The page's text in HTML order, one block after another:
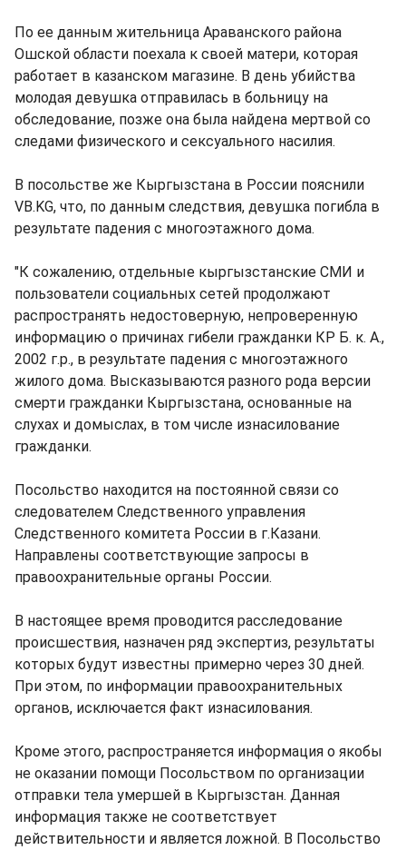
По ее данным жительница Араванского района
Ошской области поехала к своей матери, которая
работает в казанском магазине. В день убийства
молодая девушка отправилась в больницу на
обследование, позже она была найдена мертвой со
следами физического и сексуального насилия.
В посольстве же Кыргызстана в России пояснили
VB.KG, что, по данным следствия, девушка погибла в
результате падения с многоэтажного дома.
"К сожалению, отдельные кыргызстанские СМИ и
пользователи социальных сетей продолжают
распространять недостоверную, непроверенную
информацию о причинах гибели гражданки КР Б. к. А.,
2002 г.р., в результате падения с многоэтажного
жилого дома. Высказываются разного рода версии
смерти гражданки Кыргызстана, основанные на
слухах и домыслах, в том числе изнасилование
гражданки.
Посольство находится на постоянной связи со
следователем Следственного управления
Следственного комитета России в г.Казани.
Направлены соответствующие запросы в
правоохранительные органы России.
В настоящее время проводится расследование
происшествия, назначен ряд экспертиз, результаты
которых будут известны примерно через 30 дней.
При этом, по информации правоохранительных
органов, исключается факт изнасилования.
Кроме этого, распространяется информация о якобы
не оказании помощи Посольством по организации
отправки тела умершей в Кыргызстан. Данная
информация также не соответствует
действительности и является ложной. В Посольство